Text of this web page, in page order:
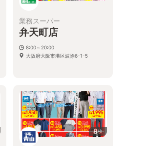
業務スーパー
弁天町店
8:00～20:00
大阪府大阪市港区波除6-1-5
8枚